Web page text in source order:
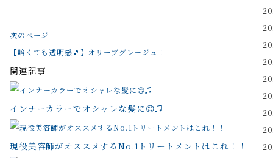
次のページ
【暗くても透明感🎵】オリーブグレージュ！
関連記事
インナーカラーでオシャレな髪に😊♫
現役美容師がオススメするNo.1トリートメントはこれ！！